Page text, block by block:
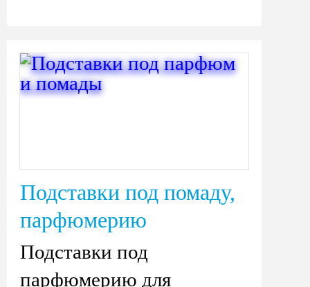
Подставки под помаду,
парфюмерию
Подставки под
парфюмерию для